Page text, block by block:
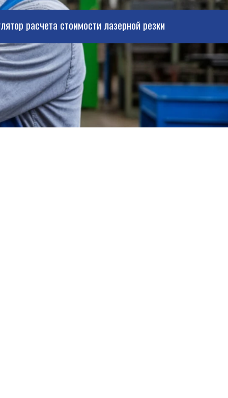
расчета стоимости лазерной резки